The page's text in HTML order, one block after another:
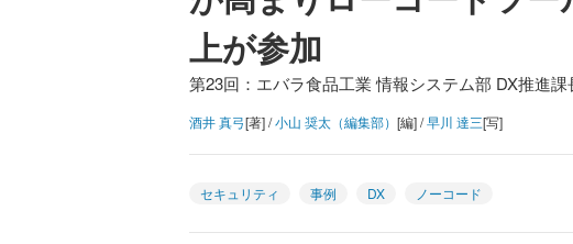
上が参加
第23回：エバラ食品工業 情報システム部 DX推進
酒井 真弓[著] /小山 奨太（編集部） [編] /早川 達三[写]
セキュリティ 事例 DX ノーコード